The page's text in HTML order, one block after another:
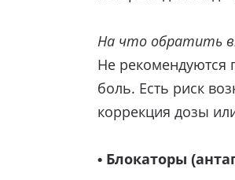
На что обратить
Не рекомендуются
боль. Есть риск
коррекция дозы
• Блокаторы